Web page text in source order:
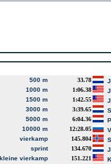
500 m 33.78
1000 m
1:06.38
1500 m
1:42.55
3000 m
3:39.65
5000 m
6:04.36
10000 m
12:28.05
vierkamp
145.804
sprint
134.670
kleine vierkamp
151.221